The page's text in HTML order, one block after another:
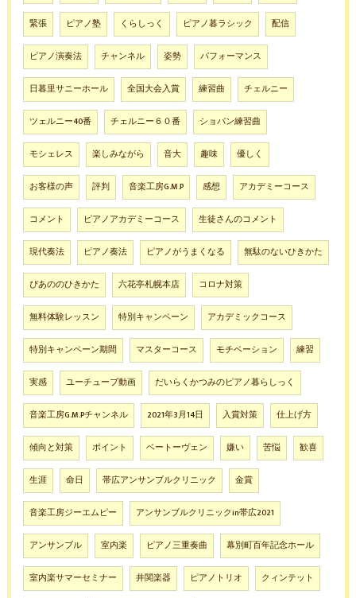
緊張 ピアノ塾 くらしっく ピアノ暮ラシック 配信
ピアノ演奏法 チャンネル 姿勢 パフォーマンス
日暮里サニーホール 全国大会入賞 練習曲 チェルニー
ツェルニー40番 チェルニー６０番 ショパン練習曲
モシェレス 楽しみながら 音大 趣味 優しく
お客様の声 評判 音楽工房G.M.P 感想 アカデミーコース
コメント ピアノアカデミーコース 生徒さんのコメント
現代奏法 ピアノ奏法 ピアノがうまくなる 無駄のないひきかた
ぴあののひきかた 六花亭札幌本店 コロナ対策
無料体験レッスン 特別キャンペーン アカデミックコース
特別キャンペーン期間 マスターコース モチベーション 練習
実感 ユーチューブ動画 だいらくかつみのピアノ暮らしっく
音楽工房G.M.Pチャンネル 2021年3月14日 入賞対策 仕上げ方
傾向と対策 ポイント ベートーヴェン 嫌い 苦悩 歓喜
生涯 命日 帯広アンサンブルクリニック 金賞
音楽工房ジーエムピー アンサンブルクリニックin帯広2021
アンサンブル 室内楽 ピアノ三重奏曲 幕別町百年記念ホール
室内楽サマーセミナー 井関楽器 ピアノトリオ クィンテット